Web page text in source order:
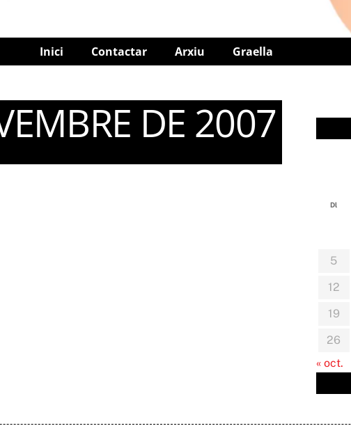
Inici Contactar Arxiu Graella
DE 2007
Dl
5
12
19
26
« oct.